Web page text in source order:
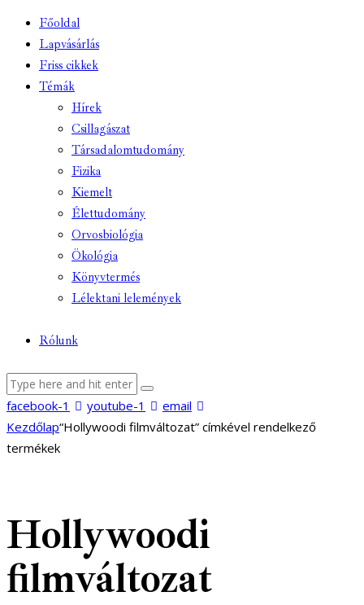
Főoldal
Lapvásárlás
Friss cikkek
Témák
Hírek
Csillagászat
Társadalomtudomány
Fizika
Kiemelt
Élettudomány
Orvosbiológia
Ökológia
Könyvtermés
Lélektani lelemények
Rólunk
facebook-1 youtube-1
email
Kezdőlap“Hollywoodi filmváltozat” címkével rendelkező
termékek
Hollywoodi
filmváltozat